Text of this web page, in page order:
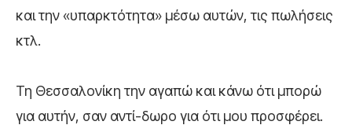
και την «υπαρκτότητα» μέσω αυτών, τις πωλήσεις
κτλ.
Τη Θεσσαλονίκη την αγαπώ και κάνω ότι μπορώ
για αυτήν, σαν αντί-δωρο για ότι μου προσφέρει.